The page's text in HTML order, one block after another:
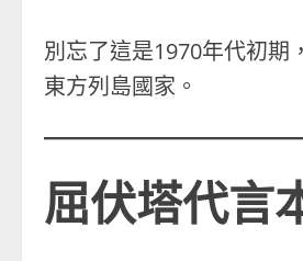
別忘了這是1970年代初期
東方列島國家。
屈伏塔代言